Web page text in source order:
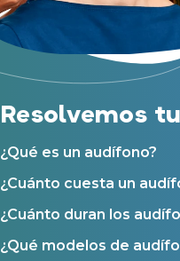
Resolvemos
¿Qué es un audífono?
¿Cuánto cuesta un
¿Cuánto duran los
¿Qué modelos de
Asistencia
Seguro
Ayudas y
Ayudas para
Ayudas para
Ayudas y
Ayudas para
Acepto recibir
y sus colaboradores según se
Acepto la cesión de estos
Miaudífono para poder
detalla en nuestras
Al hacer click en «Contáctanos»
Política de Privacidad.